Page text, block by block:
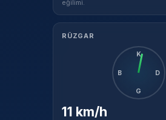
eğilimi.
RÜZGAR
K
D
G
B
11 km/h